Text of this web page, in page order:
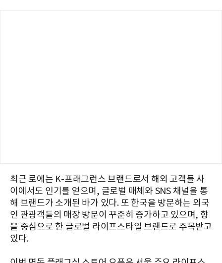
최근 로에는 K-프래그런스 브랜드로서 해외 고객들 사
이에서도 인기를 얻으며, 글로벌 매체와 SNS 채널을 통
해 브랜드가 소개된 바가 있다. 또 한국을 방문하는 외국
인 관광객들의 매장 방문이 꾸준히 증가하고 있으며, 향
을 중심으로 한 글로벌 라이프스타일 브랜드로 주목받고
있다.